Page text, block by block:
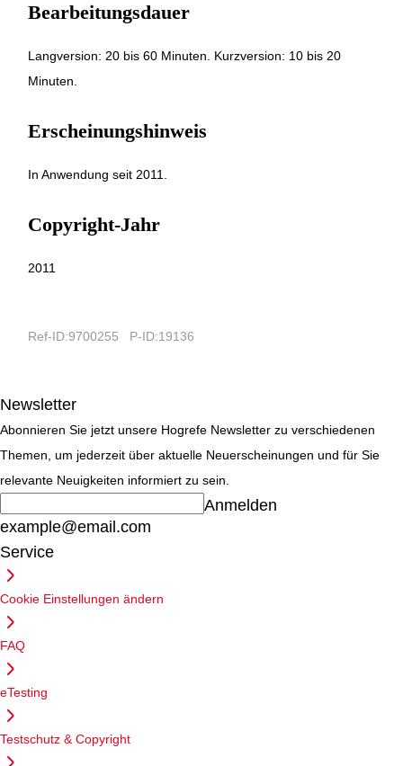
Bearbeitungsdauer
Langversion: 20 bis 60 Minuten. Kurzversion: 10 bis 20
Minuten.
Erscheinungshinweis
In Anwendung seit 2011.
Copyright-Jahr
2011
Ref-ID:9700255 P-ID:19136
Newsletter
Abonnieren Sie jetzt unsere Hogrefe Newsletter zu verschiedenen
Themen, um jederzeit über aktuelle Neuerscheinungen und für Sie
relevante Neuigkeiten informiert zu sein.
example@email.com
Anmelden
Service
Cookie Einstellungen ändern
FAQ
eTesting
Testschutz & Copyright